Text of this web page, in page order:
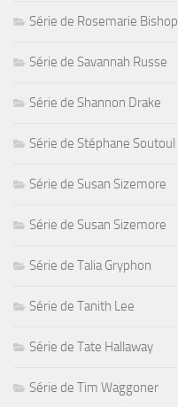
Série de Rosemarie Bishop
Série de Savannah Russe
Série de Shannon Drake
Série de Stéphane Soutoul
Série de Susan Sizemore
Série de Susan Sizemore
Série de Talia Gryphon
Série de Tanith Lee
Série de Tate Hallaway
Série de Tim Waggoner